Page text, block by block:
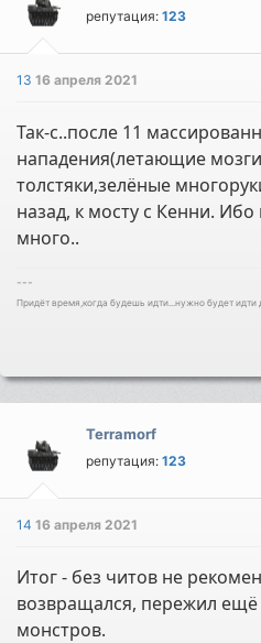
репутация:123
1316 апреля 2021
Так-с..после 11
нападения(летающие
толстяки,зелёные
назад, к мосту с Кенни.
много..
---
Придёт время,когда будешь идти...нужно будет идти
Terramorf
репутация:123
1416 апреля 2021
Итог - без читов не
возвращался, пережил ещё
монстров.